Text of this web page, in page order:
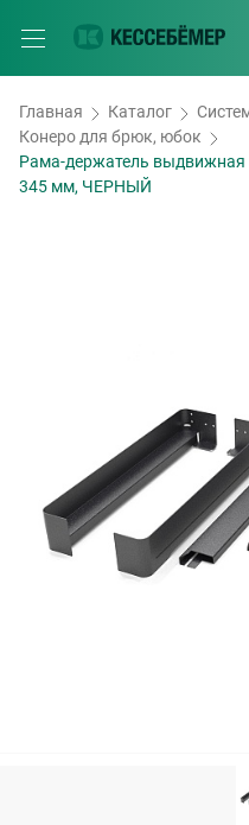
Главная Каталог
Конеро для брюк, юбок
Рама-держатель выдвижная
345 мм, ЧЕРНЫЙ